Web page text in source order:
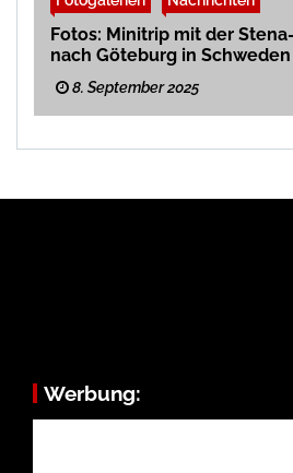
Fotos: Minitrip mit der
nach Göteburg in Schweden
8. September 2025
Werbung: